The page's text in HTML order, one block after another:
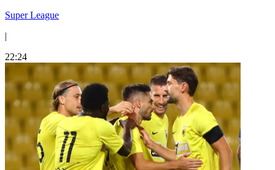
Super League
|
22:24